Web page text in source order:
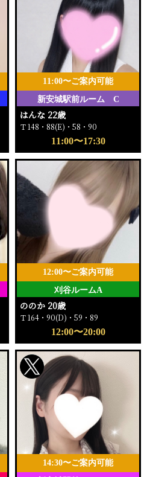
新安城駅前ルーム C
11:00〜ご案内可能
はんな 22歳
Ｔ148・88(E)・58・90
11:00〜17:30
刈谷ルームA
12:00〜ご案内可能
ののか 20歳
Ｔ164・90(D)・59・89
12:00〜20:00
14:30〜ご案内可能